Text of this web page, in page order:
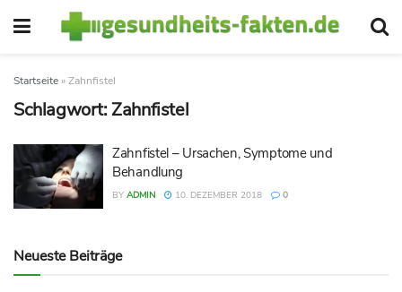
Startseite »Zahnfistel
Schlagwort:Zahnfistel
Zahnfistel – Ursachen, Symptome und
Behandlung
BY ADMIN 10. DEZEMBER 2018 0
Neueste Beiträge